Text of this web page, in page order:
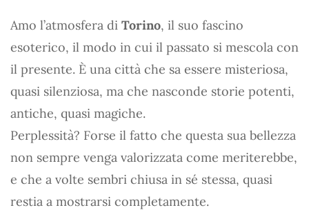
Amo l’atmosfera di Torino, il suo fascino
esoterico, il modo in cui il passato si mescola con
il presente. È una città che sa essere misteriosa,
quasi silenziosa, ma che nasconde storie potenti,
antiche, quasi magiche.
Perplessità? Forse il fatto che questa sua bellezza
non sempre venga valorizzata come meriterebbe,
e che a volte sembri chiusa in sé stessa, quasi
restia a mostrarsi completamente.